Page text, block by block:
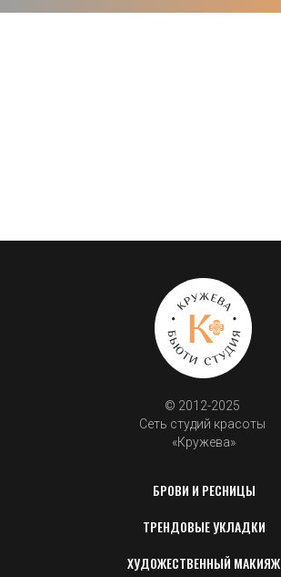
© 2012-2025
Сеть студий красоты
«Кружева»
БРОВИ И РЕСНИЦЫ
ТРЕНДОВЫЕ УКЛАДКИ
ХУДОЖЕСТВЕННЫЙ МАКИЯЖ